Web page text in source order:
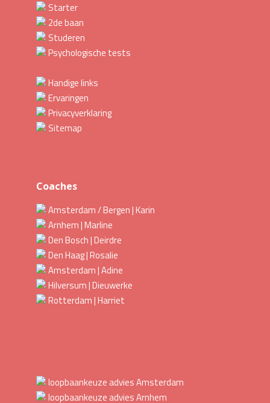
Starter
2de baan
Studeren
Psychologische tests
Handige links
Ervaringen
Privacyverklaring
Sitemap
Coaches
Amsterdam / Bergen | Karin
Arnhem | Marline
Den Bosch | Deirdre
Den Haag | Rosalie
Amsterdam | Adine
Hilversum | Dieuwerke
Rotterdam | Harriet
loopbaankeuze advies Amsterdam
loopbaankeuze advies Arnhem